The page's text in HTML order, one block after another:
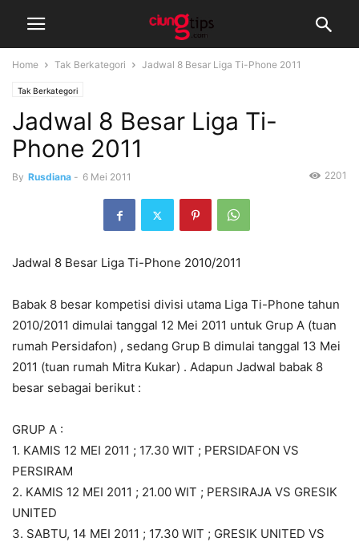
Home Tak Berkategori Jadwal 8 Besar Liga Ti-Phone 2011
Tak Berkategori
Jadwal 8 Besar Liga Ti-
Phone 2011
By Rusdiana - 6 Mei 2011 2201
Jadwal 8 Besar Liga Ti-Phone 2010/2011
Babak 8 besar kompetisi divisi utama Liga Ti-Phone tahun
2010/2011 dimulai tanggal 12 Mei 2011 untuk Grup A (tuan
rumah Persidafon) , sedang Grup B dimulai tanggal 13 Mei
2011 (tuan rumah Mitra Kukar) . Adapun Jadwal babak 8
besar sebagai berikut :
GRUP A :
1. KAMIS 12 MEI 2011 ; 17.30 WIT ; PERSIDAFON VS
PERSIRAM
2. KAMIS 12 MEI 2011 ; 21.00 WIT ; PERSIRAJA VS GRESIK
UNITED
3. SABTU, 14 MEI 2011 ; 17.30 WIT ; GRESIK UNITED VS